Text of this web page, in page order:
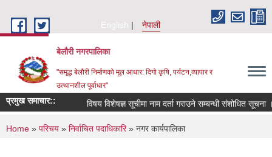
English
नेपाली
बेलौरी नगरपालिका
"समृद्ध बेलौरी निर्माणको मूल आधार: दिगो कृषि, पर्यटन,व्यापार र
उत्थानशील पूर्वाधार"
प्रमुख समाचार:: विषय विशेषज्ञ सूचीमा नाम दर्ता गराउने सम्बन्धी संशोधित सूचना ।
You are here
Home » परिचय » निर्वाचित पदाधिकारि» नगर कार्यपालिका